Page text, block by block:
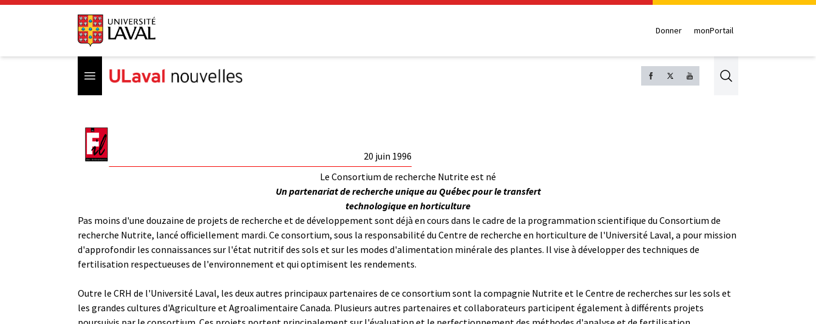
Donner monPortail
Open menu Search
20 juin 1996
Le Consortium de recherche Nutrite est né
Un partenariat de recherche unique au Québec pour le transfert
technologique en horticulture
Pas moins d'une douzaine de projets de recherche et de développement sont déjà en cours dans le cadre de la programmation scientifique du Consortium de
recherche Nutrite, lancé officiellement mardi. Ce consortium, sous la responsabilité du Centre de recherche en horticulture de l'Université Laval, a pour mission
d'approfondir les connaissances sur l'état nutritif des sols et sur les modes d'alimentation minérale des plantes. Il vise à développer des techniques de
fertilisation respectueuses de l'environnement et qui optimisent les rendements.
Outre le CRH de l'Université Laval, les deux autres principaux partenaires de ce consortium sont la compagnie Nutrite et le Centre de recherches sur les sols et
les grandes cultures d'Agriculture et Agroalimentaire Canada. Plusieurs autres partenaires et collaborateurs participent également à différents projets